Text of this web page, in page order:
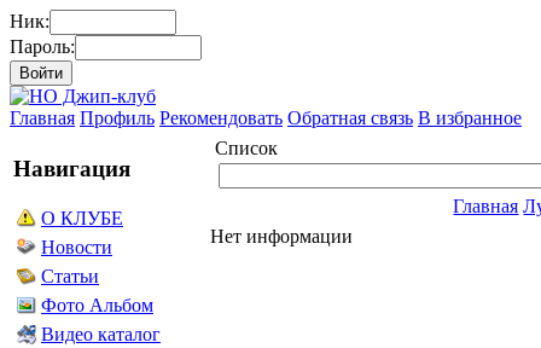
Ник:
Пароль:
Главная Профиль Рекомендовать Обратная связь В избранное
Навигация
О КЛУБЕ
Новости
Статьи
Фото Альбом
Видео каталог
Список
Главная
Нет информации